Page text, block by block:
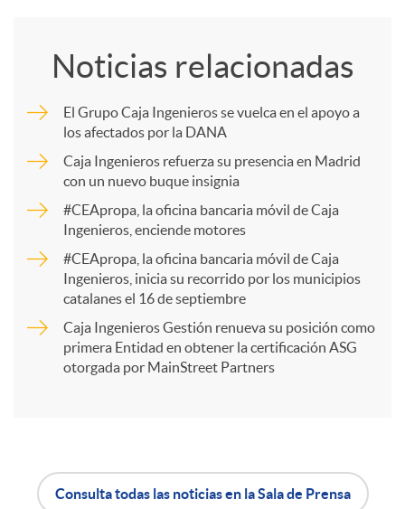
p
a
r
t
Noticias relacionadas
El Grupo Caja Ingenieros se vuelca en el apoyo a
los afectados por la DANA
Caja Ingenieros refuerza su presencia en Madrid
con un nuevo buque insignia
#CEApropa, la oficina bancaria móvil de Caja
Ingenieros, enciende motores
#CEApropa, la oficina bancaria móvil de Caja
Ingenieros, inicia su recorrido por los municipios
catalanes el 16 de septiembre
Caja Ingenieros Gestión renueva su posición como
primera Entidad en obtener la certificación ASG
otorgada por MainStreet Partners
Consulta todas las noticias en la Sala de Prensa